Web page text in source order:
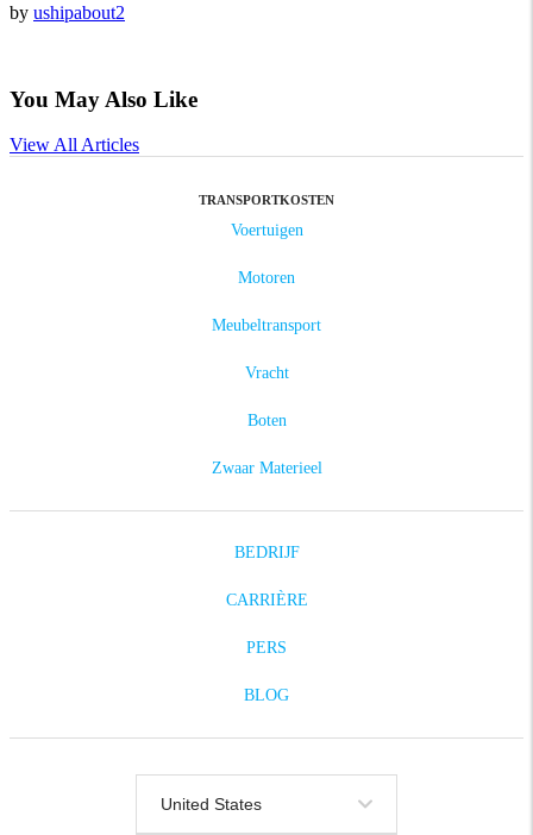
by ushipabout2
You May Also Like
View All Articles
TRANSPORTKOSTEN
Voertuigen
Motoren
Meubeltransport
Vracht
Boten
Zwaar Materieel
BEDRIJF
CARRIÈRE
PERS
BLOG